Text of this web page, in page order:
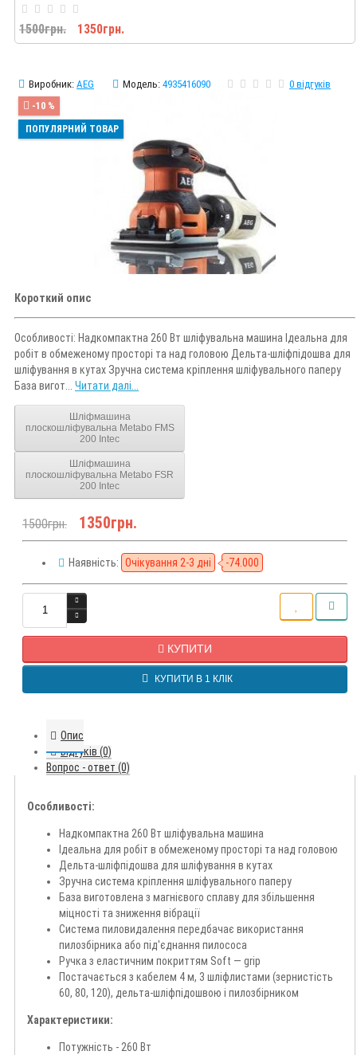
1500грн. 1350грн.
Виробник: AEG Модель: 4935416090 0 відгуків
-10 %
ПОПУЛЯРНИЙ ТОВАР
Короткий опис
Особливості: Надкомпактна 260 Вт шліфувальна машина Ідеальна для
робіт в обмеженому просторі та над головою Дельта-шліфпідошва для
шліфування в кутах Зручна система кріплення шліфувального паперу
База вигот... Читати далі...
Шліфмашина
плоскошліфувальна Metabo FMS
200 Intec
Шліфмашина
плоскошліфувальна Metabo FSR
200 Intec
1500грн. 1350грн.
Наявність: Очікування 2-3 дні -74.000
КУПИТИ
КУПИТИ В 1 КЛІК
Опис
Відгуків (0)
Вопрос - ответ (0)
Особливості:
Надкомпактна 260 Вт шліфувальна машина
Ідеальна для робіт в обмеженому просторі та над головою
Дельта-шліфпідошва для шліфування в кутах
Зручна система кріплення шліфувального паперу
База виготовлена з магнієвого сплаву для збільшення
міцності та зниження вібрації
Система пиловидалення передбачає використання
пилозбірника або під'єднання пилососа
Ручка з еластичним покриттям Soft — grip
Постачається з кабелем 4 м, 3 шліфлистами (зернистість
60, 80, 120), дельта-шліфпідошвою і пилозбірником
Характеристики:
Потужність - 260 Вт